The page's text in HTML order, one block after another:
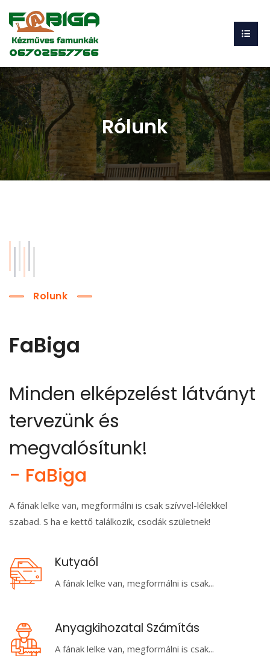
Rólunk
Rolunk
FaBiga
Minden elképzelést látványt
tervezünk és
megvalósítunk!
- FaBiga
A fának lelke van, megformálni is csak szívvel-lélekkel
szabad. S ha e kettő találkozik, csodák születnek!
Kutyaól
A fának lelke van, megformálni is csak...
Anyagkihozatal Számítás
A fának lelke van, megformálni is csak...